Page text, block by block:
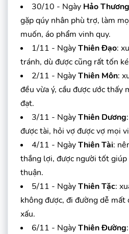
30/10 - Ngày Hảo Thương
gặp qúy nhân phù trợ, làm
muốn, áo phẩm vinh quy.
1/11 - NgàyThiên Đạo:
tránh, dù được cũng rất tốn
2/11 - NgàyThiên Môn:
đều vừa ý, cầu được ước thấy
đạt.
3/11 - NgàyThiên Dương
được tài, hỏi vợ được vợ mọi
4/11 - NgàyThiên Tài:
thắng lợi, được người tốt giúp
thuận.
5/11 - NgàyThiên Tặc:
không được, đi đường dễ mất
xấu.
6/11 - NgàyThiên Đường